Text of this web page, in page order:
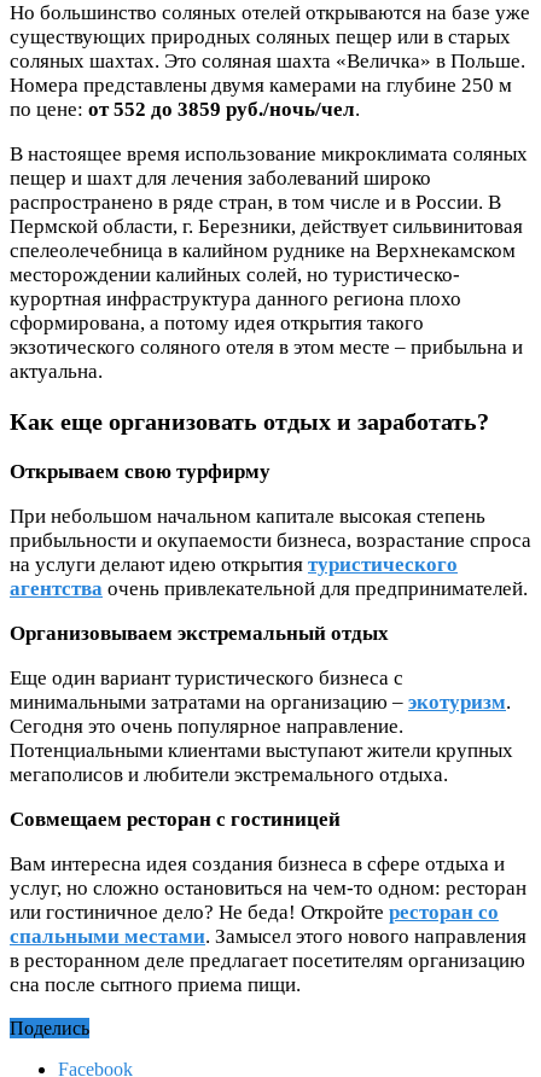
Но большинство соляных отелей открываются на базе уже
существующих природных соляных пещер или в старых
соляных шахтах. Это соляная шахта «Величка» в Польше.
Номера представлены двумя камерами на глубине 250 м
по цене: от 552 до 3859 руб./ночь/чел.
В настоящее время использование микроклимата соляных
пещер и шахт для лечения заболеваний широко
распространено в ряде стран, в том числе и в России. В
Пермской области, г. Березники, действует сильвинитовая
спелеолечебница в калийном руднике на Верхнекамском
месторождении калийных солей, но туристическо-
курортная инфраструктура данного региона плохо
сформирована, а потому идея открытия такого
экзотического соляного отеля в этом месте – прибыльна и
актуальна.
Как еще организовать отдых и заработать?
Открываем свою турфирму
При небольшом начальном капитале высокая степень
прибыльности и окупаемости бизнеса, возрастание спроса
на услуги делают идею открытия туристического
агентства очень привлекательной для предпринимателей.
Организовываем экстремальный отдых
Еще один вариант туристического бизнеса с
минимальными затратами на организацию – экотуризм.
Сегодня это очень популярное направление.
Потенциальными клиентами выступают жители крупных
мегаполисов и любители экстремального отдыха.
Совмещаем ресторан с гостиницей
Вам интересна идея создания бизнеса в сфере отдыха и
услуг, но сложно остановиться на чем-то одном: ресторан
или гостиничное дело? Не беда! Откройте ресторан со
спальными местами. Замысел этого нового направления
в ресторанном деле предлагает посетителям организацию
сна после сытного приема пищи.
Поделись
Facebook